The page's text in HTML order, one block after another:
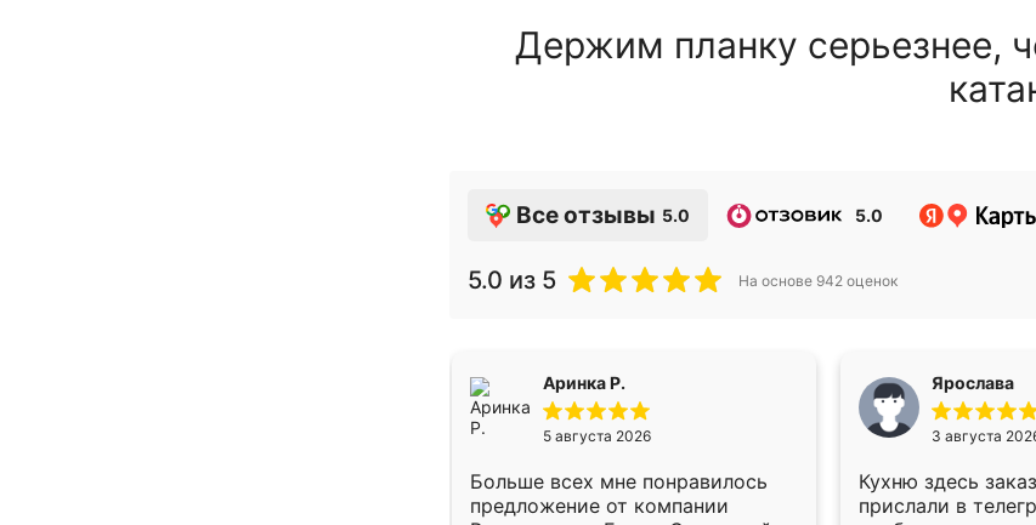
Держим планку серьезнее,
Все отзывы 5.0 5.0
5.0 из 5 На основе 942 оценок
Аринка Р.
5 августа 2026
Больше всех мне понравилось
предложение от компании
Ярослава
3 августа
Кухню здесь
прислали в